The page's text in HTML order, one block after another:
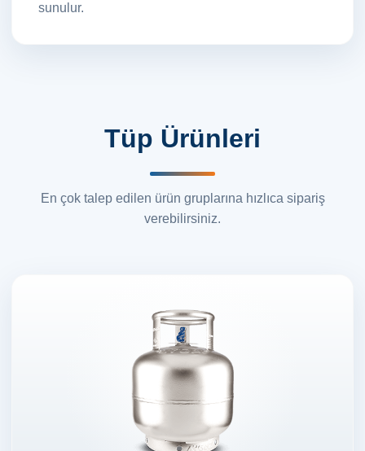
sunulur.
Tüp Ürünleri
En çok talep edilen ürün gruplarına hızlıca sipariş
verebilirsiniz.